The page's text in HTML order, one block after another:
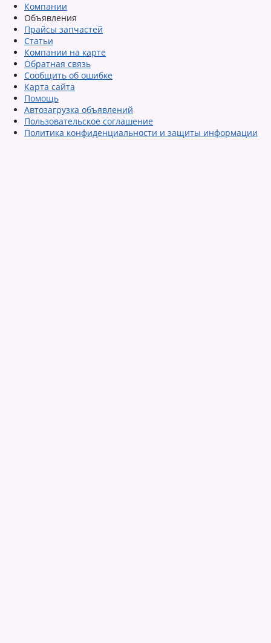
Компании
Объявления
Прайсы запчастей
Статьи
Компании на карте
Обратная связь
Сообщить об ошибке
Карта сайта
Помощь
Автозагрузка объявлений
Пользовательское соглашение
Политика конфиденциальности и защиты информации